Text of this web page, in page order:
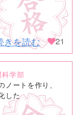
を読む 21
学部
ノートを作り、
した